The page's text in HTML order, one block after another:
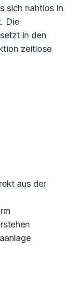
sich nahtlos in
Die
in den
zeitlose
aus der